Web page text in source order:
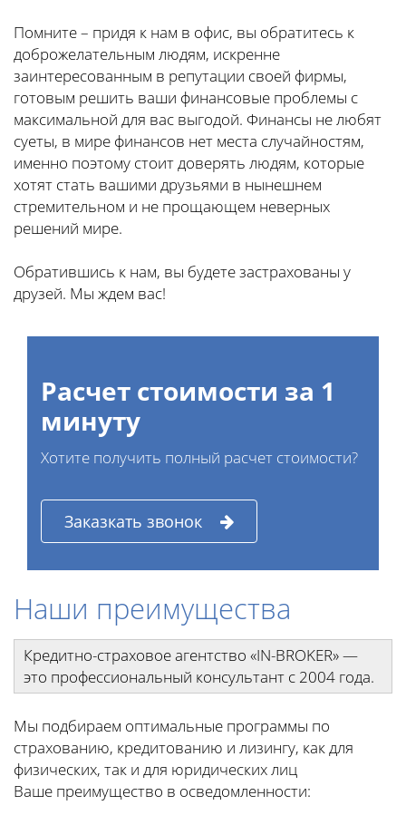
Помните – придя к нам в офис, вы обратитесь к
доброжелательным людям, искренне
заинтересованным в репутации своей фирмы,
готовым решить ваши финансовые проблемы с
максимальной для вас выгодой. Финансы не любят
суеты, в мире финансов нет места случайностям,
именно поэтому стоит доверять людям, которые
хотят стать вашими друзьями в нынешнем
стремительном и не прощающем неверных
решений мире.
Обратившись к нам, вы будете застрахованы у
друзей. Мы ждем вас!
Расчет стоимости за 1
минуту
Хотите получить полный расчет стоимости?
Заказкать звонок
Наши преимущества
Кредитно-страховое агентство «IN-BROKER» —
это профессиональный консультант с 2004 года.
Мы подбираем оптимальные программы по
страхованию, кредитованию и лизингу, как для
физических, так и для юридических лиц
Ваше преимущество в осведомленности: